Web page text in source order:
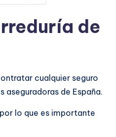
de
cualquier seguro
de España.
lo que es importante